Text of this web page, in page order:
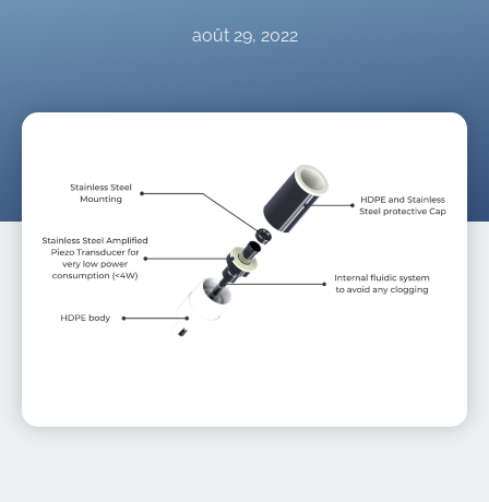
août 29, 2022